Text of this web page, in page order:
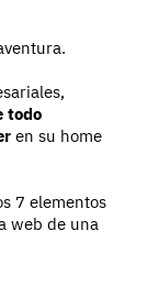
todo
en su home
7 elementos
web de una